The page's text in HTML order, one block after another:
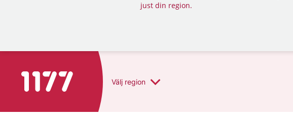
just din region.
Till startsidan för 1177 Välj region